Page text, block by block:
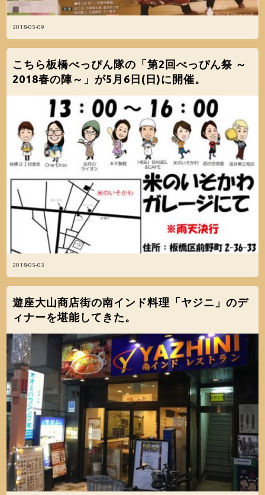
2018-05-09
2018-05-03
こちら板橋べっぴん隊の「第2回べっぴん祭 ～
2018春の陣～」が5月6日(日)に開催。
遊座大山商店街の南インド料理「ヤジニ」のデ
ィナーを堪能してきた。